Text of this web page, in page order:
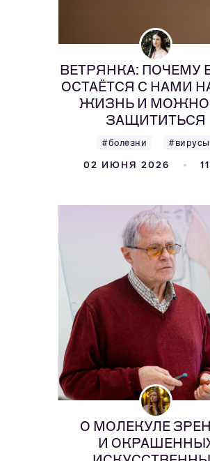
ВЕТРЯНКА: ПОЧЕМУ
ОСТАЁТСЯ С НАМИ
ЖИЗНЬ И МОЖНО
ЗАЩИТИТЬСЯ
#болезни #вирусы
02 ИЮНЯ 2026
О МОЛЕКУЛЕ
И